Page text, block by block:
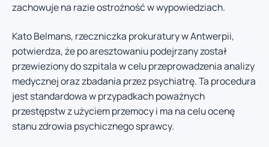
zachowuje na razie ostrożność w wypowiedziach.
Kato Belmans, rzeczniczka prokuratury w Antwerpii,
potwierdza, że po aresztowaniu podejrzany został
przewieziony do szpitala w celu przeprowadzenia analizy
medycznej oraz zbadania przez psychiatrę. Ta procedura
jest standardowa w przypadkach poważnych
przestępstw z użyciem przemocy i ma na celu ocenę
stanu zdrowia psychicznego sprawcy.